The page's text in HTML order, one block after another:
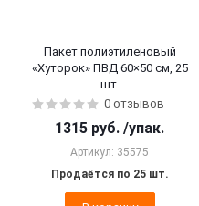
Пакет полиэтиленовый
«Хуторок» ПВД 60×50 см, 25
шт.
0 отзывов
1315 руб. /упак.
Артикул: 35575
Продаётся по 25 шт.